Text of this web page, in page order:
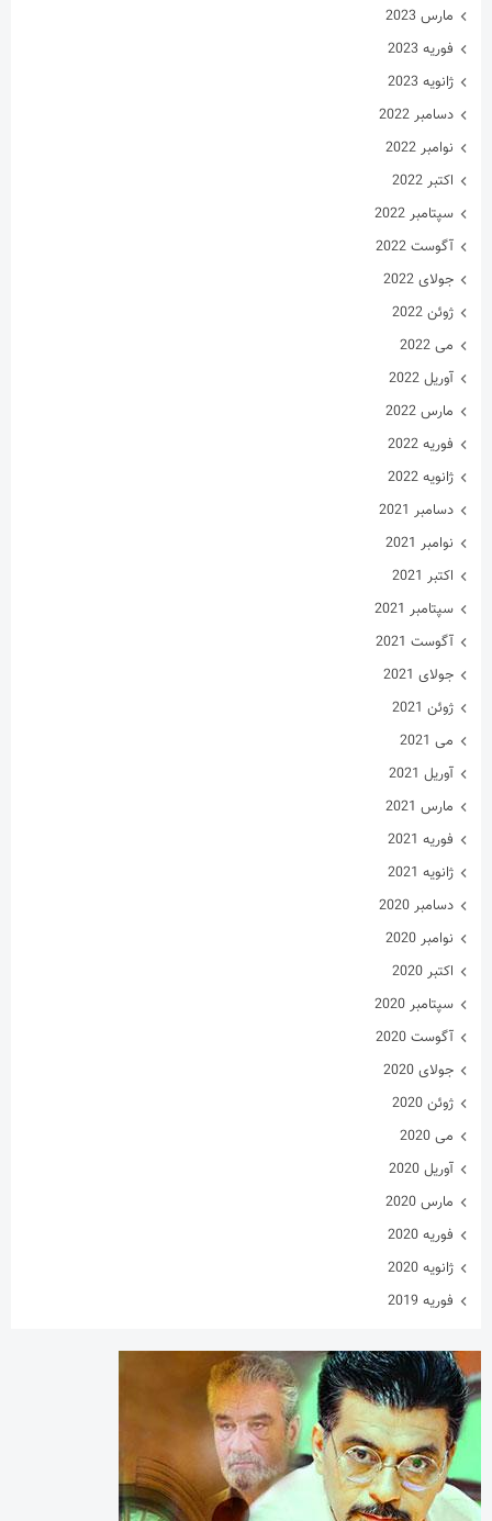
مارس 2023
فوریه 2023
ژانویه 2023
دسامبر 2022
نوامبر 2022
اکتبر 2022
سپتامبر 2022
آگوست 2022
جولای 2022
ژوئن 2022
می 2022
آوریل 2022
مارس 2022
فوریه 2022
ژانویه 2022
دسامبر 2021
نوامبر 2021
اکتبر 2021
سپتامبر 2021
آگوست 2021
جولای 2021
ژوئن 2021
می 2021
آوریل 2021
مارس 2021
فوریه 2021
ژانویه 2021
دسامبر 2020
نوامبر 2020
اکتبر 2020
سپتامبر 2020
آگوست 2020
جولای 2020
ژوئن 2020
می 2020
آوریل 2020
مارس 2020
فوریه 2020
ژانویه 2020
فوریه 2019